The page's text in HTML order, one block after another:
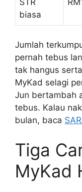
STR
biasa
Jumlah
pernah tebus
tak hangus
MyKad selagi
Jun bertambah
tebus. Kalau
bulan, baca
Tiga
MyKad